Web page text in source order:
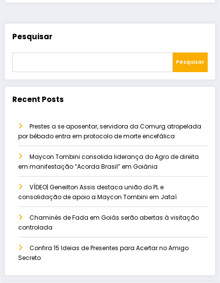
Pesquisar
Pesquisar
Recent Posts
Prestes a se aposentar, servidora da Comurg atropelada
por bêbado entra em protocolo de morte encefálica
Maycon Tombini consolida liderança do Agro de direita
em manifestação “Acorda Brasil” em Goiânia
VÍDEO| Geneilton Assis destaca união do PL e
consolidação de apoio a Maycon Tombini em Jataí
Chaminés de Fada em Goiás serão abertas à visitação
controlada
Confira 15 Ideias de Presentes para Acertar no Amigo
Secreto